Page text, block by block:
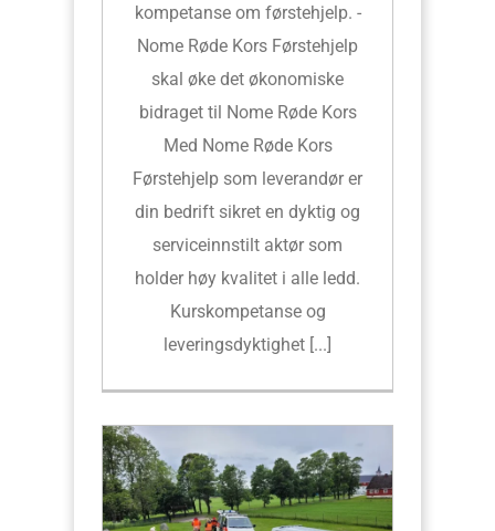
kompetanse om førstehjelp. -
Nome Røde Kors Førstehjelp
skal øke det økonomiske
bidraget til Nome Røde Kors
Med Nome Røde Kors
Førstehjelp som leverandør er
din bedrift sikret en dyktig og
serviceinnstilt aktør som
holder høy kvalitet i alle ledd.
Kurskompetanse og
leveringsdyktighet [...]